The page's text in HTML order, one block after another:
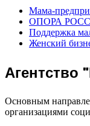
Мама-
ОПОРА
Поддержка
Женский
Основным
организациями